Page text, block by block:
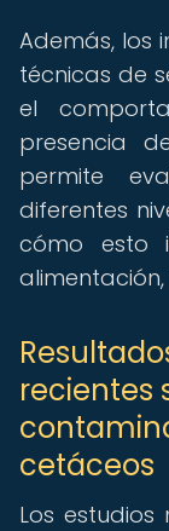
Además, los
técnicas de
el
presencia
permite
diferentes
cómo esto
recientes
cetáceos
Los